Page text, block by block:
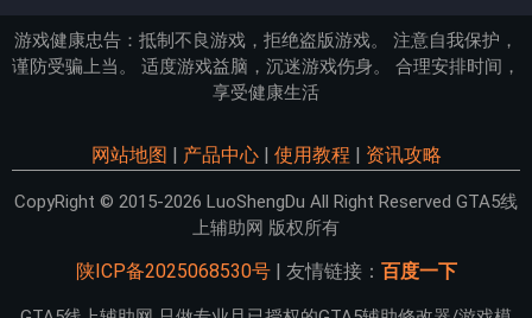
游戏健康忠告：抵制不良游戏，拒绝盗版游戏。 注意自我保护，
谨防受骗上当。 适度游戏益脑，沉迷游戏伤身。 合理安排时间，
享受健康生活
网站地图 | 产品中心| 使用教程 | 资讯攻略
CopyRight © 2015-2026 LuoShengDu All Right Reserved GTA5线
上辅助网 版权所有
陕ICP备2025068530号| 友情链接： 百度一下